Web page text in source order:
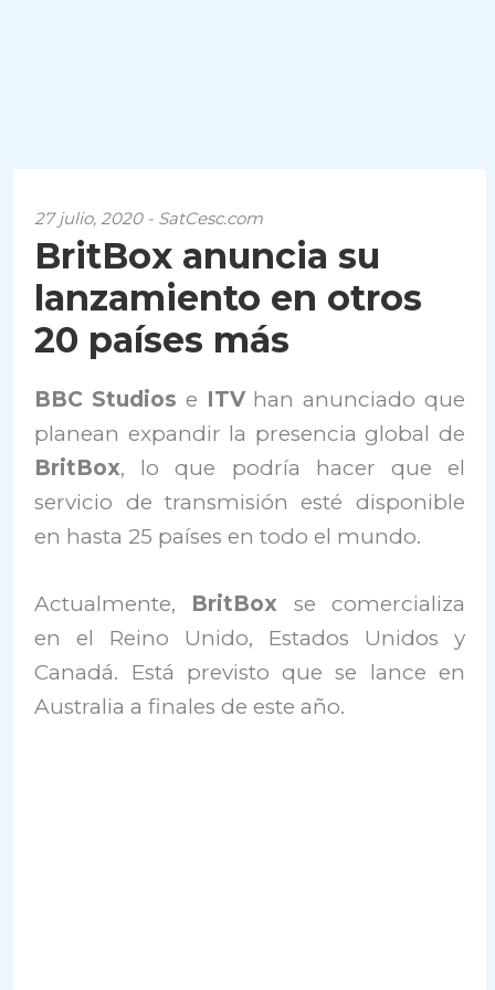
27 julio, 2020 - SatCesc.com
BritBox anuncia su
lanzamiento en otros
20 países más
BBC Studios e ITVhan anunciado que
planean expandir la presencia global de
BritBox, lo que podría hacer que el
servicio de transmisión esté disponible
en hasta 25 países en todo el mundo.
Actualmente, BritBox se comercializa
en el Reino Unido, Estados Unidos y
Canadá. Está previsto que se lance en
Australia a finales de este año.